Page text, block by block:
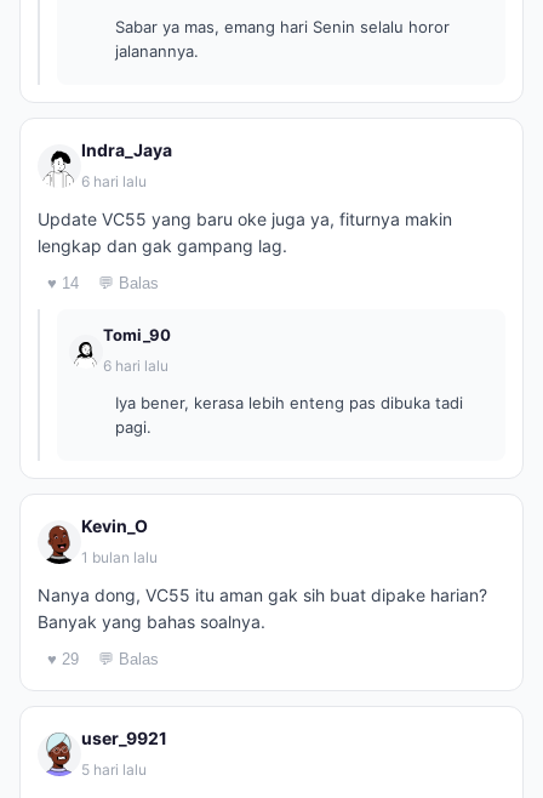
Sabar ya mas, emang hari Senin selalu horor
jalanannya.
Indra_Jaya
6 hari lalu
Update VC55 yang baru oke juga ya, fiturnya makin
lengkap dan gak gampang lag.
♥ 14 💬 Balas
Tomi_90
6 hari lalu
Iya bener, kerasa lebih enteng pas dibuka tadi
pagi.
Kevin_O
1 bulan lalu
Nanya dong, VC55 itu aman gak sih buat dipake harian?
Banyak yang bahas soalnya.
♥ 29 💬 Balas
user_9921
5 hari lalu